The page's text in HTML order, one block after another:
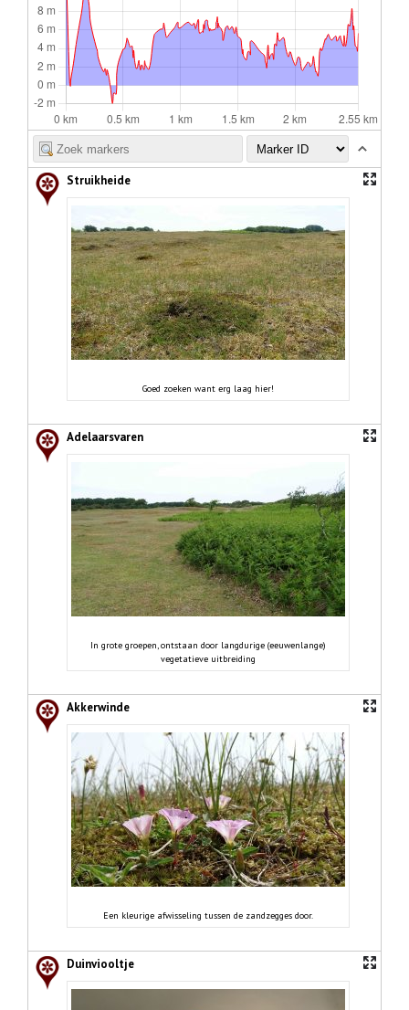
Struikheide
Goed zoeken want erg laag hier!
Adelaarsvaren
In grote groepen, ontstaan door langdurige (eeuwenlange)
vegetatieve uitbreiding
Akkerwinde
Een kleurige afwisseling tussen de zandzegges door.
Duinviooltje